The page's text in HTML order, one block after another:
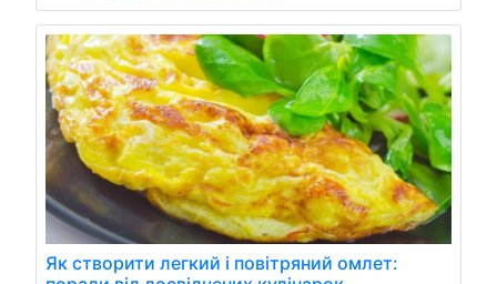
Як створити легкий і повітряний омлет: